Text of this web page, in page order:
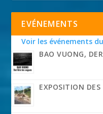
EVÉNEMENTS
Voir les événements
BAO VUONG,
EXPOSITION DES